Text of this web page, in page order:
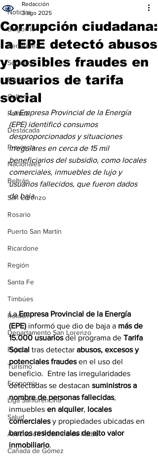
Noticias
Baigorria
Bermúdez
Sociales
Deportes
Cultura
Política
Destacada
Provincia
Nacionales
Beltrán
San Lorenzo
Rosario
Puerto San Martín
Ricardone
Región
Santa Fe
Timbúes
Roldán
Departamento San Lorenzo
Pujato
Turismo
Economía
Liga Sanlorencina
Salud
Asociación Rosarina de Fútbol
Cañada de Gómez
Corrupción ciudadana:
la EPE detectó abusos
y posibles fraudes en
usuarios de tarifa
social
Redacción
3 ago 2025
La Empresa Provincial de la Energía
(EPE) identificó consumos
desproporcionados y situaciones
irregulares en cerca de 15 mil
beneficiarios del subsidio, como locales
comerciales, inmuebles de lujo y
usuarios fallecidos, que fueron dados
de baja.
La Empresa Provincial de la Energía
(EPE) informó que dio de baja a más de
15.000 usuarios del programa de Tarifa
Social tras detectar abusos, excesos y
potenciales fraudes en el uso del
beneficio.  Entre las irregularidades
detectadas se destacan suministros a
nombre de personas fallecidas,
inmuebles en alquiler, locales
comerciales y propiedades ubicadas en
barrios residenciales de alto valor
inmobiliario.